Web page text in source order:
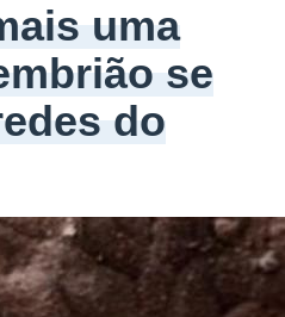
uma
se
do